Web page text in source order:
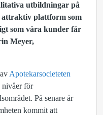
utbildningar på
attraktiv plattform som
som våra kunder får
Meyer,
Apotekarsocieteten
nivåer för
På senare år
kommit att